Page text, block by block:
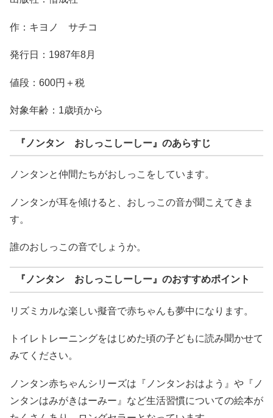
作：キヨノ サチコ
発行日：1987年8月
値段：600円＋税
対象年齢：1歳頃から
『ノンタン おしっこしーしー』のあらすじ
ノンタンと仲間たちがおしっこをしています。
ノンタンが耳を傾けると、おしっこの音が聞こえてきま
す。
誰のおしっこの音でしょうか。
『ノンタン おしっこしーしー』のおすすめポイント
リズミカルな楽しい擬音で赤ちゃんも夢中になります。
トイレトレーニングをはじめた頃の子どもに読み聞かせて
みてください。
ノンタン赤ちゃんシリーズは『ノンタンおはよう』や『ノ
ンタンはみがきはーみー』など生活習慣についての絵本が